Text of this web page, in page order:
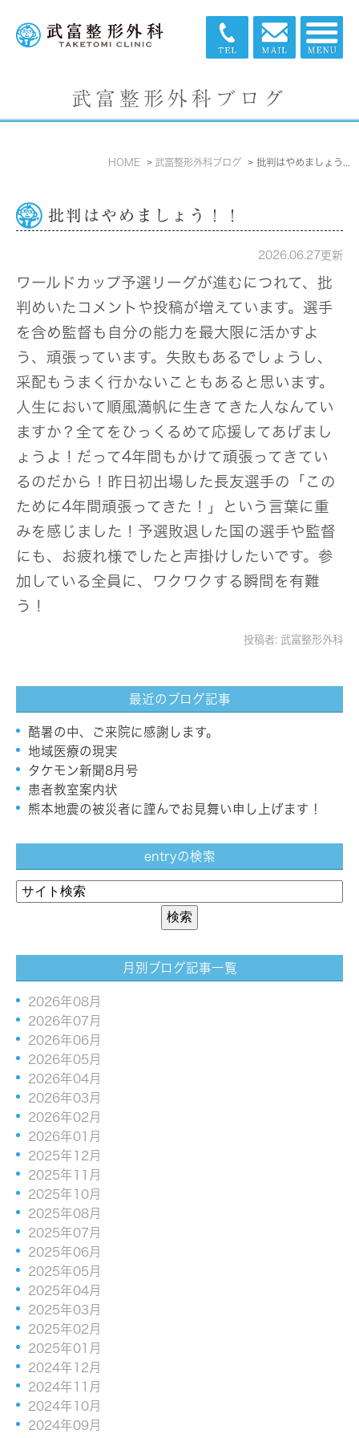
武富整形外科ブログ
HOME 武富整形外科ブログ
批判はやめましょう！！
2026.06.27更新
ワールドカップ予選リーグが進むにつれて、批
判めいたコメントや投稿が増えています。選手
を含め監督も自分の能力を最大限に活かすよ
う、頑張っています。失敗もあるでしょうし、
采配もうまく行かないこともあると思います。
人生において順風満帆に生きてきた人なんてい
ますか？全てをひっくるめて応援してあげまし
ょうよ！だって4年間もかけて頑張ってきてい
るのだから！昨日初出場した長友選手の「この
ために4年間頑張ってきた！」という言葉に重
みを感じました！予選敗退した国の選手や監督
にも、お疲れ様でしたと声掛けしたいです。参
加している全員に、ワクワクする瞬間を有難
う！
投稿者: 武富整形外科
最近のブログ記事
酷暑の中、ご来院に感謝します。
地域医療の現実
タケモン新聞8月号
患者教室案内状
熊本地震の被災者に謹んでお見舞い申し上げます！
entryの検索
月別ブログ記事一覧
2026年08月
2026年07月
2026年06月
2026年05月
2026年04月
2026年03月
2026年02月
2026年01月
2025年12月
2025年11月
2025年10月
2025年08月
2025年07月
2025年06月
2025年05月
2025年04月
2025年03月
2025年02月
2025年01月
2024年12月
2024年11月
2024年10月
2024年09月